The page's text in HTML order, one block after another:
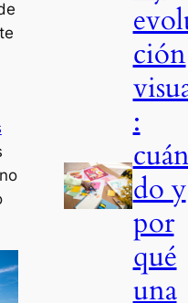
ción
:
do y
por
qué
una